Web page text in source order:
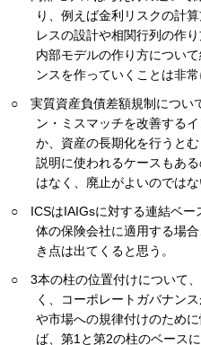
り、例えば金利リスクの計
レスの設計や相関行列の作
内部モデルの作り方につい
ンスを作っていくことは非常
実質資産負債差額規制につい
ン・ミスマッチを改善する
か、資産の長期化を行うと
説明に使われるケースもあ
はなく、廃止がよいのではな
ICSはIAIGsに対する連結ベー
体の保険会社に適用する場
き点は出てくると思う。
3本の柱の位置付けについて、
く、コーポレートガバナン
や市場への規律付けのため
ば、第1と第2の柱のベース